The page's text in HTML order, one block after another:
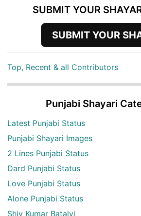
SUBMIT YOUR
SUBMIT YOUR
Top, Recent & all Contributors
Punjabi Shayari
Latest Punjabi Status
Punjabi Shayari Images
2 Lines Punjabi Status
Dard Punjabi Status
Love Punjabi Status
Alone Punjabi Status
Shiv Kumar Batalvi